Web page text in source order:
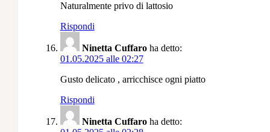
Naturalmente privo di lattosio
Rispondi
Ninetta Cuffaro ha detto:
01.05.2025 alle 02:27
Gusto delicato , arricchisce ogni piatto
Rispondi
Ninetta Cuffaro ha detto: